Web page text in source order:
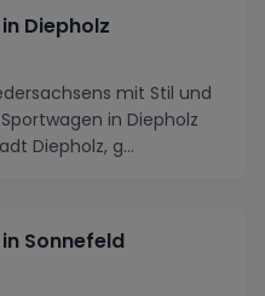
Diepholz
mit Stil und
in Diepholz
Diepholz, g...
Sonnefeld